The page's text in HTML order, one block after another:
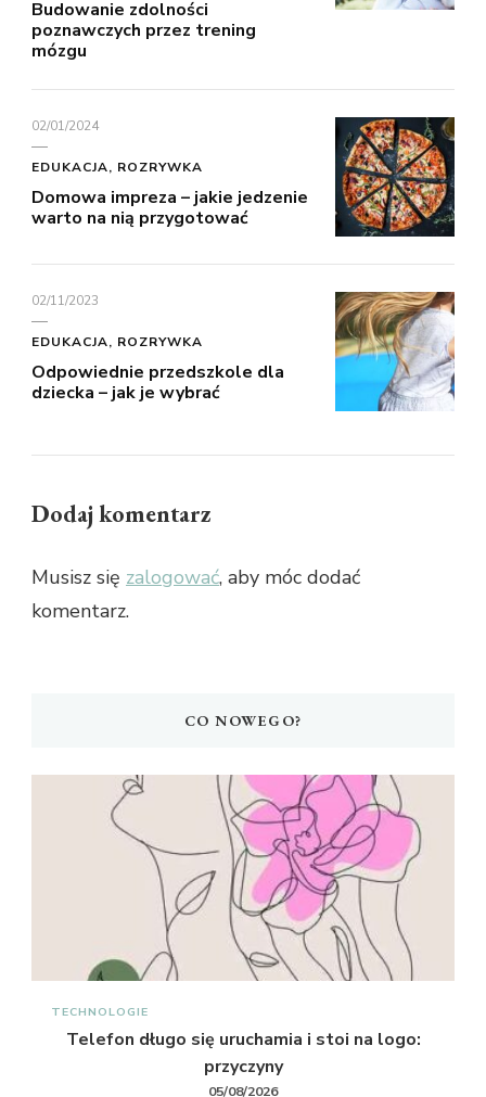
Budowanie zdolności
poznawczych przez trening
mózgu
02/01/2024
EDUKACJA, ROZRYWKA
Domowa impreza – jakie jedzenie
warto na nią przygotować
02/11/2023
EDUKACJA, ROZRYWKA
Odpowiednie przedszkole dla
dziecka – jak je wybrać
Dodaj komentarz
Musisz się zalogować, aby móc dodać
komentarz.
CO NOWEGO?
TECHNOLOGIE
Telefon długo się uruchamia i stoi na logo:
przyczyny
05/08/2026